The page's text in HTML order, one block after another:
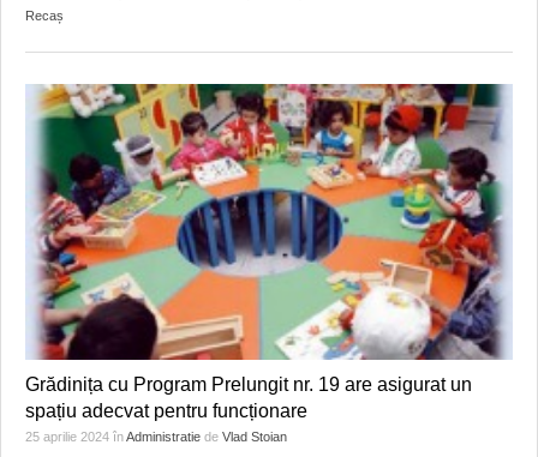
Recaș
Grădinița cu Program Prelungit nr. 19 are asigurat un
spațiu adecvat pentru funcționare
25 aprilie 2024 înAdministratie de Vlad Stoian